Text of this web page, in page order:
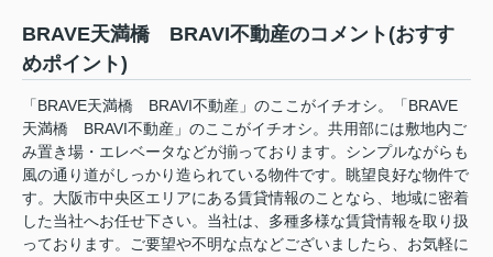
BRAVE天満橋 BRAVI不動産のコメント(おすす
めポイント)
「BRAVE天満橋 BRAVI不動産」のここがイチオシ。「BRAVE
天満橋 BRAVI不動産」のここがイチオシ。共用部には敷地内ご
み置き場・エレベータなどが揃っております。シンプルながらも
風の通り道がしっかり造られている物件です。眺望良好な物件で
す。大阪市中央区エリアにある賃貸情報のことなら、地域に密着
した当社へお任せ下さい。当社は、多種多様な賃貸情報を取り扱
っております。ご要望や不明な点などございましたら、お気軽に